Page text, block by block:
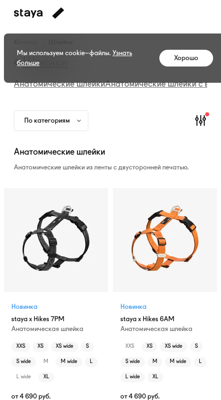
Каталог
амуниции
—
Шлейки
Шлейки
Анатомические шлейкиАнатомические шлейки с
По категориям
Анатомические шлейки
Анатомические шлейки из ленты с двусторонней печатью.
Новинка
staya x Hikes 7PM
Анатомическая шлейка
XXS XS XS wide S
S wide M M wide L
L wide XL
от 4 690 руб.
Новинка
staya x Hikes 6AM
Анатомическая шлейка
XXS XS XS wide S
S wide M M wide L
L wide XL
от 4 690 руб.
Мы используем cookie–файлы. Узнать
больше
Хорошо